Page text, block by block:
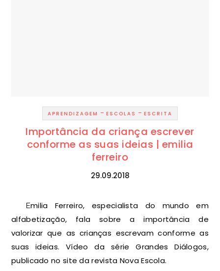
APRENDIZAGEM - ESCOLAS - ESCRITA
Importância da criança escrever
conforme as suas ideias | emilia
ferreiro
29.09.2018
Emilia Ferreiro, especialista do mundo em
alfabetização, fala sobre a importância de
valorizar que as crianças escrevam conforme as
suas ideias. Vídeo da série Grandes Diálogos,
publicado no site da revista Nova Escola.